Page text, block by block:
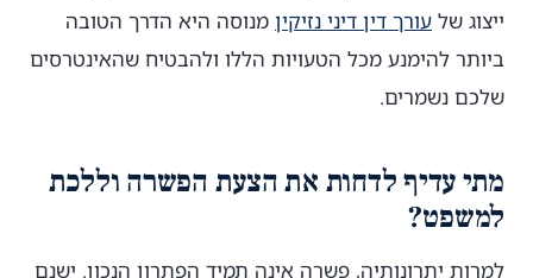
ייצוג של עורך דין דיני נזיקין מנוסה היא הדרך הטובה
ביותר להימנע מכל הטעויות הללו ולהבטיח שהאינטרסים
שלכם נשמרים.
מתי עדיף לדחות את הצעת הפשרה וללכת
למשפט?
למרות יתרונותיה, פשרה אינה תמיד הפתרון הנכון. ישנם